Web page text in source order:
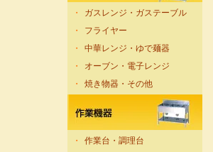
・
ガスレンジ・ガステーブル
・
フライヤー
・
中華レンジ・ゆで麺器
・
オーブン・電子レンジ
・
焼き物器・その他
・
作業台・調理台